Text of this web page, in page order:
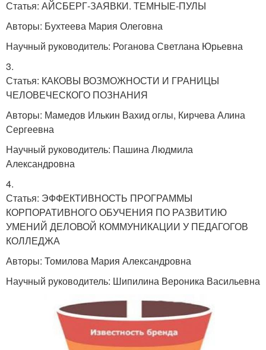
Статья: АЙСБЕРГ-ЗАЯВКИ. ТЕМНЫЕ-ПУЛЫ
Авторы: Бухтеева Мария Олеговна
Научный руководитель: Роганова Светлана Юрьевна
3.
Статья: КАКОВЫ ВОЗМОЖНОСТИ И ГРАНИЦЫ
ЧЕЛОВЕЧЕСКОГО ПОЗНАНИЯ
Авторы: Мамедов Илькин Вахид оглы, Кирчева Алина
Сергеевна
Научный руководитель: Пашина Людмила
Александровна
4.
Статья: ЭФФЕКТИВНОСТЬ ПРОГРАММЫ
КОРПОРАТИВНОГО ОБУЧЕНИЯ ПО РАЗВИТИЮ
УМЕНИЙ ДЕЛОВОЙ КОММУНИКАЦИИ У ПЕДАГОГОВ
КОЛЛЕДЖА
Авторы: Томилова Мария Александровна
Научный руководитель: Шипилина Вероника Васильевна